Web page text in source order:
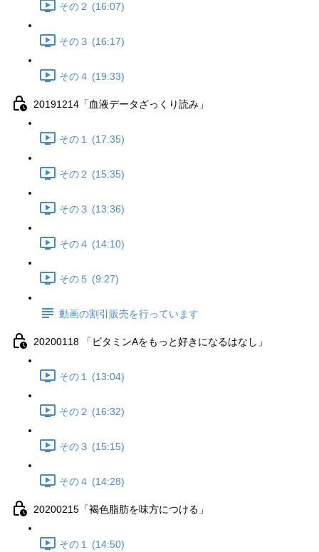
その２ (16:07)
その３ (16:17)
その４ (19:33)
20191214「血液データざっくり読み」
その１ (17:35)
その２ (15:35)
その３ (13:36)
その４ (14:10)
その５ (9:27)
動画の割引販売を行っています
20200118 「ビタミンAをもっと好きになるはなし」
その１ (13:04)
その２ (16:32)
その３ (15:15)
その４ (14:28)
20200215「褐色脂肪を味方につける」
その１ (14:50)